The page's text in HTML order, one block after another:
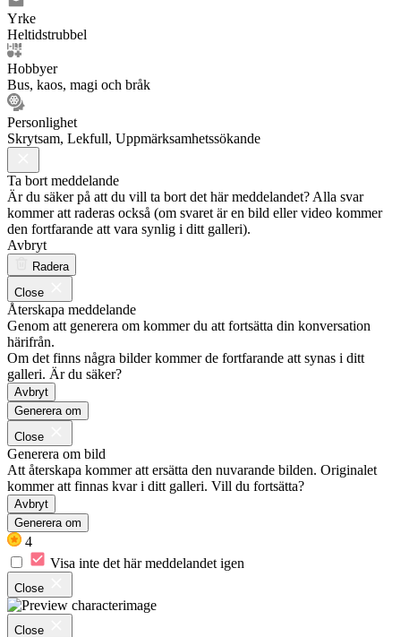
Yrke
Heltidstrubbel
Hobbyer
Bus, kaos, magi och bråk
Personlighet
Skrytsam, Lekfull, Uppmärksamhetssökande
Ta bort meddelande
Är du säker på att du vill ta bort det här meddelandet? Alla svar
kommer att raderas också (om svaret är en bild eller video kommer
den fortfarande att vara synlig i ditt galleri).
Avbryt
Radera
Close
Återskapa meddelande
Genom att generera om kommer du att fortsätta din konversation
härifrån.
Om det finns några bilder kommer de fortfarande att synas i ditt
galleri. Är du säker?
Avbryt
Generera om
Close
Generera om bild
Att återskapa kommer att ersätta den nuvarande bilden. Originalet
kommer att finnas kvar i ditt galleri. Vill du fortsätta?
Avbryt
Generera om
4
Visa inte det här meddelandet igen
Close
Close